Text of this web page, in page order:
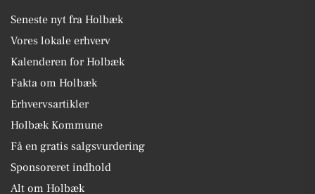
Seneste nyt fra Holbæk
Vores lokale erhverv
Kalenderen for Holbæk
Fakta om Holbæk
Erhvervsartikler
Holbæk Kommune
Få en gratis salgsvurdering
Sponsoreret indhold
Alt om Holbæk